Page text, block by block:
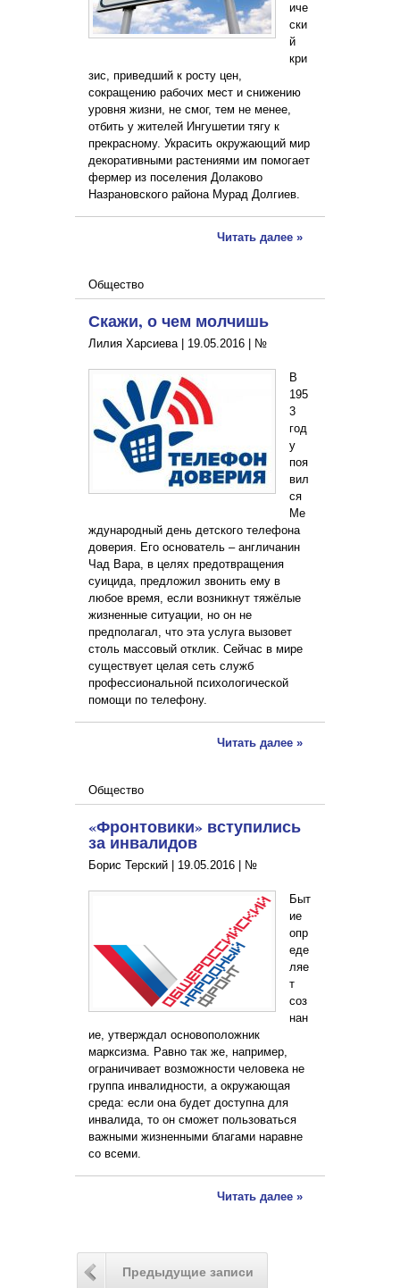
иче
ски
й
кри
зис, приведший к росту цен,
сокращению рабочих мест и снижению
уровня жизни, не смог, тем не менее,
отбить у жителей Ингушетии тягу к
прекрасному. Украсить окружающий мир
декоративными растениями им помогает
фермер из поселения Долаково
Назрановского района Мурад Долгиев.
Читать далее »
Общество
Скажи, о чем молчишь
Лилия Харсиева | 19.05.2016 №
В
195
3
год
у
поя
вил
ся
Ме
ждународный день детского телефона
доверия. Его основатель – англичанин
Чад Вара, в целях предотвращения
суицида, предложил звонить ему в
любое время, если возникнут тяжёлые
жизненные ситуации, но он не
предполагал, что эта услуга вызовет
столь массовый отклик. Сейчас в мире
существует целая сеть служб
профессиональной психологической
помощи по телефону.
Читать далее »
Общество
«Фронтовики» вступились
за инвалидов
Борис Терский | 19.05.2016 №
Быт
ие
опр
еде
ляе
т
соз
нан
ие, утверждал основоположник
марксизма. Равно так же, например,
ограничивает возможности человека не
группа инвалидности, а окружающая
среда: если она будет доступна для
инвалида, то он сможет пользоваться
важными жизненными благами наравне
со всеми.
Читать далее »
Предыдущие записи